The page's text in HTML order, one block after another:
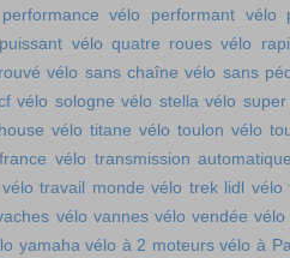
vélo performant vélo
vélo quatre roues vélo
vélo sans chaîne vélo sans
vélo sologne vélo stella vélo
vélo titane vélo toulon vélo
vélo transmission
vélo travail monde vélo trek lidl vélo
vélo vannes vélo vendée vélo
yamaha vélo à 2 moteurs vélo à